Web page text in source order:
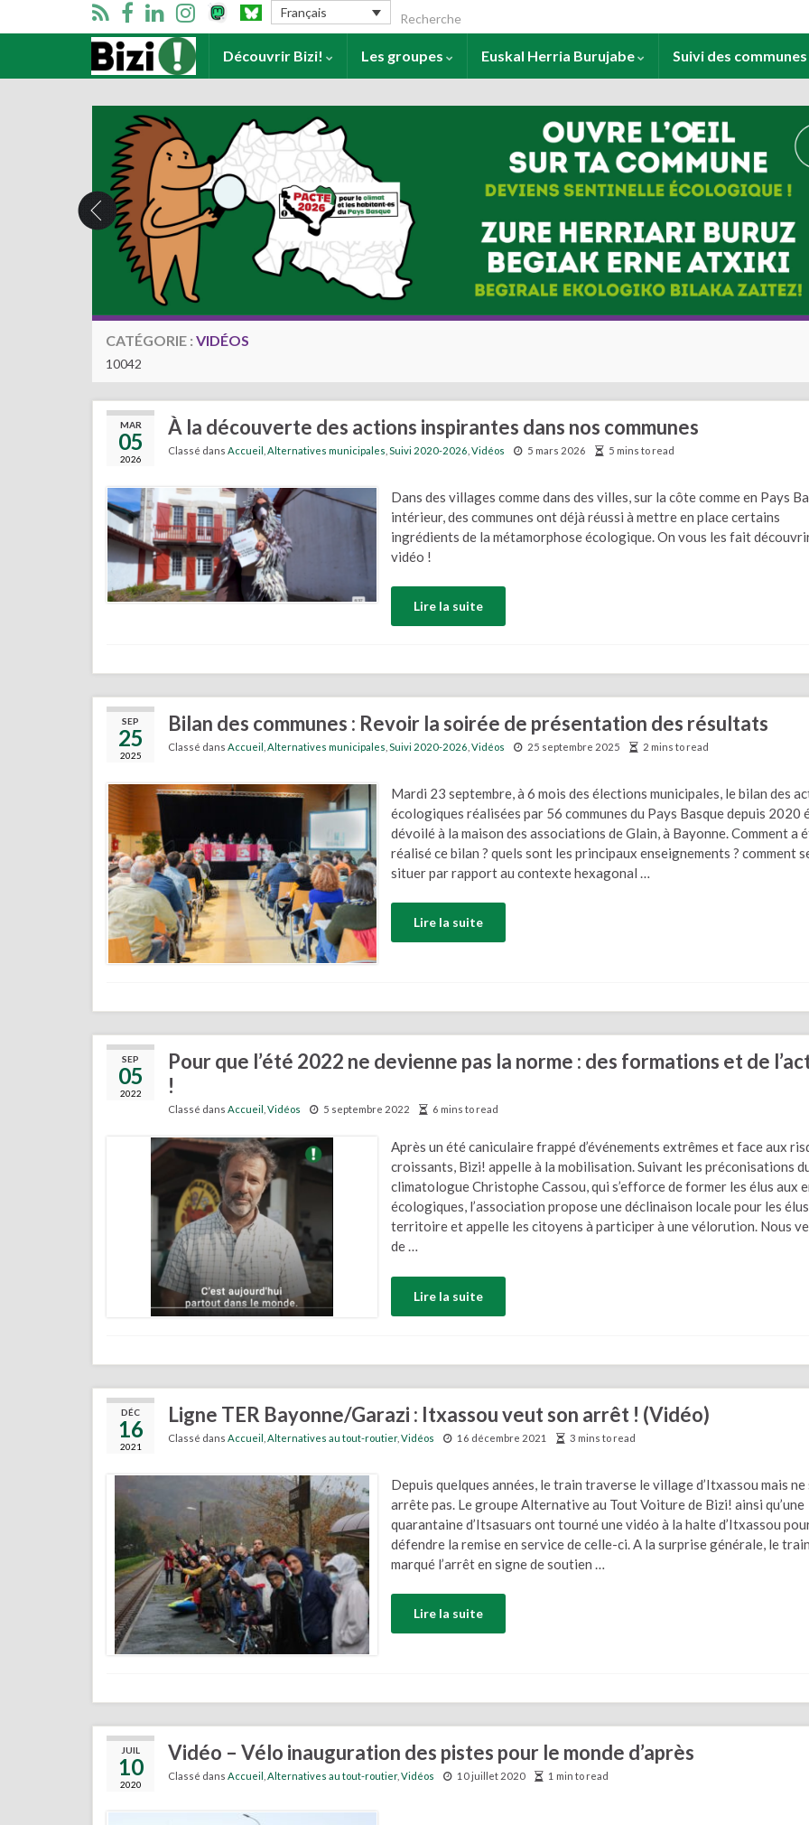
Français Search for:
Accueil Découvrir Bizi! Les groupes Euskal Herria Burujabe Suivi des communes
CATÉGORIE : VIDÉOS
10042
MAR
05
2026
À la découverte des actions inspirantes dans nos communes
Classé dans Accueil Alternatives municipales Suivi 2020-2026 Vidéos 5 mars 2026 5 mins to read
Dans des villages comme dans des villes, sur la côte comme en Pays
intérieur, des communes ont déjà réussi à mettre en place certains
ingrédients de la métamorphose écologique. On vous les fait
vidéo !
Lire la suite
SEP
25
2025
Bilan des communes : Revoir la soirée de présentation des résultats
Classé dans Accueil Alternatives municipales Suivi 2020-2026 Vidéos 25 septembre 2025 2 mins to read
Mardi 23 septembre, à 6 mois des élections municipales, le bilan des
écologiques réalisées par 56 communes du Pays Basque depuis 2020
dévoilé à la maison des associations de Glain, à Bayonne. Comment a
réalisé ce bilan ? quels sont les principaux enseignements ? comment
situer par rapport au contexte hexagonal …
Lire la suite
SEP
05
2022
Pour que l’été 2022 ne devienne pas la norme : des formations et de
!
Classé dans Accueil Vidéos 5 septembre 2022 6 mins to read
Après un été caniculaire frappé d’événements extrêmes et face aux
croissants, Bizi! appelle à la mobilisation. Suivant les préconisations
climatologue Christophe Cassou, qui s’efforce de former les élus aux
écologiques, l’association propose une déclinaison locale pour les
territoire et appelle les citoyens à participer à une vélorution. Nous
de …
Lire la suite
DÉC
16
2021
Ligne TER Bayonne/Garazi : Itxassou veut son arrêt ! (Vidéo)
Classé dans Accueil Alternatives au tout-routier, Vidéos 16 décembre 2021 3 mins to read
Depuis quelques années, le train traverse le village d’Itxassou mais ne
arrête pas. Le groupe Alternative au Tout Voiture de Bizi! ainsi qu’une
quarantaine d’Itsasuars ont tourné une vidéo à la halte d’Itxassou
défendre la remise en service de celle-ci. A la surprise générale, le
marqué l’arrêt en signe de soutien …
Lire la suite
JUIL
10
2020
Vidéo – Vélo inauguration des pistes pour le monde d’après
Classé dans Accueil Alternatives au tout-routier, Vidéos 10 juillet 2020 1 min to read